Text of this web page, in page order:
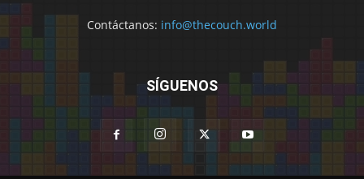
Contáctanos: info@thecouch.world
SÍGUENOS